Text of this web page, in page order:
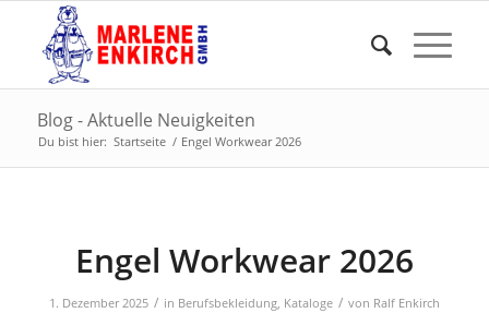
Blog - Aktuelle Neuigkeiten
Du bist hier: Startseite / Engel Workwear 2026
Engel Workwear 2026
1. Dezember 2025 / in Berufsbekleidung, Kataloge / von Ralf Enkirch